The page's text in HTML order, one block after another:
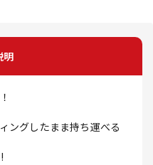
明
ングしたまま持ち運べる